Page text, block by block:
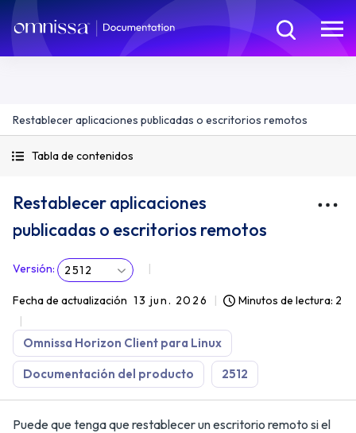
Restablecer aplicaciones publicadas o escritorios remotos
Tabla de contenidos
Restablecer aplicaciones
publicadas o escritorios remotos
Versión: 2512
Fecha de actualización 13 jun. 2026 Minutos de lectura: 2
Omnissa Horizon Client para Linux
Documentación del producto 2512
Puede que tenga que restablecer un escritorio remoto si el